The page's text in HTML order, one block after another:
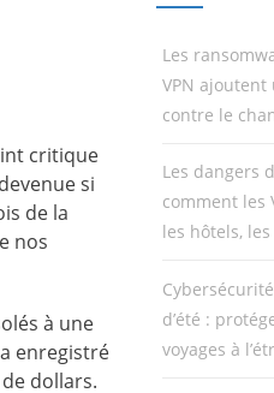
critique
si
de la
nos
à une
enregistré
dollars.
Les
VPN
contre le
Les dangers
comment les
les hôtels,
d’été :
voyages à